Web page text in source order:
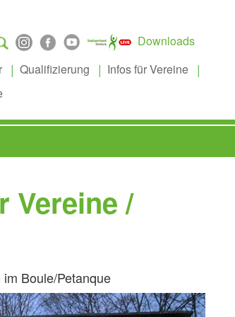
Downloads
Qualifizierung
Infos für Vereine
Vereine /
Boule/Petanque